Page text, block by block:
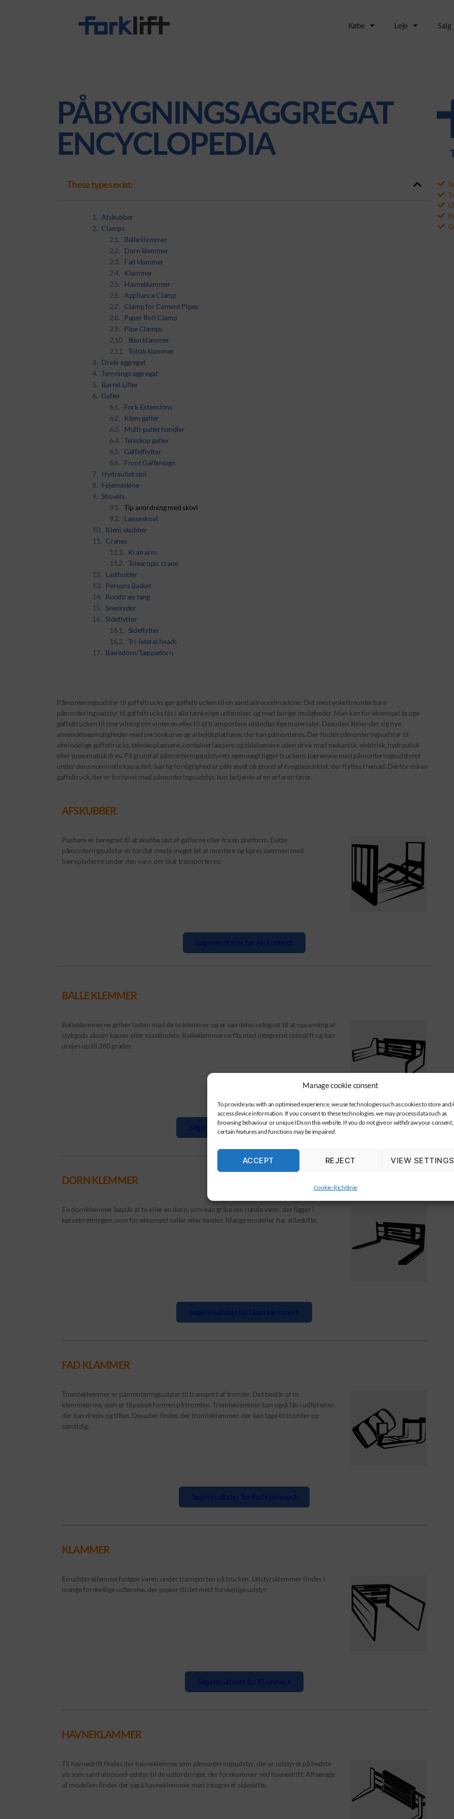
Manage cookie consent
To provide you with an optimised experience, we use technologies such as cookies to store
access device information. If you consent to these technologies, we may process data such as
browsing behaviour or unique IDs on this website. If you do not give or withdraw your consent,
certain features and functions may be impaired.
ACCEPT REJECT VIEW SETTINGS
Cookie-Richtlinie
Købe Leje Salg
PÅBYGNINGSAGGREGAT
ENCYCLOPEDIA
These types exist:
Afskubber
Clamps
Balle klemmer
Dorn klemmer
Fad klammer
Klammer
Havneklammer
Appliance Clamp
Clamp for Cement Pipes
Paper Roll Clamp
Pipe Clamps
Sten klammer
Tobak klammer
Dreje aggregat
Tømnings aggregat
Barrel Lifter
Gafler
Fork Extensions
Klem gafler
Multi-pallet handler
Teleskop gafler
Gaffelflytter
Front Gaffelvogn
Hydraulisk spil
Fejemaskine
Shovels
Tip anordning med skovl
Læsseskovl
Klem skubber
Cranes
Kran arm
Telescopic crane
Lastholder
Persons Basket
Rundtræs tang
Sneskyder
Sideflytter
Sideflytter
Tri-lateral heads
Bæredorn/Tæppedorn
Påmonteringsudstyr til gaffeltrucks gør gaffeltrucken til en sand allroundmaskine. Det mest enkeltmonterbare
påmonteringsudstyr til gaffeltrucks fås i alle tænkelige udførelser og med talrige muligheder. Man kan for eksempel bruge
gaffeltrucken til snerydning om vinteren eller til at transportere uhåndterlige materialer. Desuden åbner der sig nye
anvendelsesmuligheder med personkurve og arbejdsplatfome, der kan påmonteres. Der findes påmonteringsudstyr til
almindelige gaffeltrucks, teleskoplæssere, containerlæssere og sidelæssere uden drev, med mekanisk, elektrisk, hydraulisk
eller pneumatisk drev. På grund af påmonteringsudstyrets egenvægt ligger truckens bæreevne med påmonteringsudstyret
under dens nominelle kapacitet. Særlig forsigtighed er påkrævet på grund af tyngdepunktet, der flyttes fremad. Derfor må en
gaffeltruck, der er forsynet med påmonteringsudstyr, kun betjenes af en erfaren fører.
AFSKUBBER
Pushere er beregnet til at skubbe last af gaflerne eller fra en platform. Dette
påmonteringsudstyr er for det meste meget let at montere og køres sammen med
bærepladerne under den vare, der skal transporteres.
Søgeresultater for Afskubber
BALLE KLEMMER
Balleklemmerne griber lasten med de to klemmer og er særdeles velegnet til at opsamling af
stykgods såsom kasser eller maskindele. Balleklemmerne fås med integreret sideskift og kan
drejes op til 360 grader.
Søgeresultater for Balle klemmer
DORN KLEMMER
En dornklemmer består af to eller en dorn, som kan gribe om runde varer, der ligger i
kørselsretningen, som for eksempel ruller eller tønder. Mange modeller har sideskifte.
Søgeresultater for Dorn klemmer
FAD KLAMMER
Tromleklemmer er påmonteringsudstyr til transport af tromler. Det består af to
klemmearme, som er tilpasset formen på tromlen. Tromleklemmer kan også fås i udførelser,
der kan drejes og tiltes. Desuden findes der tromleklemmer, der kan tage to tromler op
samtidig.
Søgeresultater for Fad klammer
KLAMMER
En udstyrsklemme fastgør varen under transporten på trucken. Udstyrsklemmer findes i
mange forskellige udførelse, der passer til det mest forskellige udstyr.
Søgeresultater for Klammer
HAVNEKLAMMER
Til havnedrift findes der havneklemme som påmonteringsudstyr, der er udstyret på bedste
vis som sand allround-udstyr til de udfordringer, der forekommer ved havnedrift. Afhængig
af modellen findes der også havneklemmer med integreret sideskifte.